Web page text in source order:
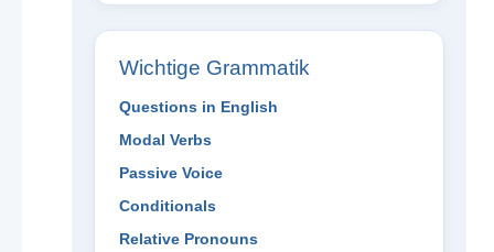
Wichtige Grammatik
Questions in English
Modal Verbs
Passive Voice
Conditionals
Relative Pronouns